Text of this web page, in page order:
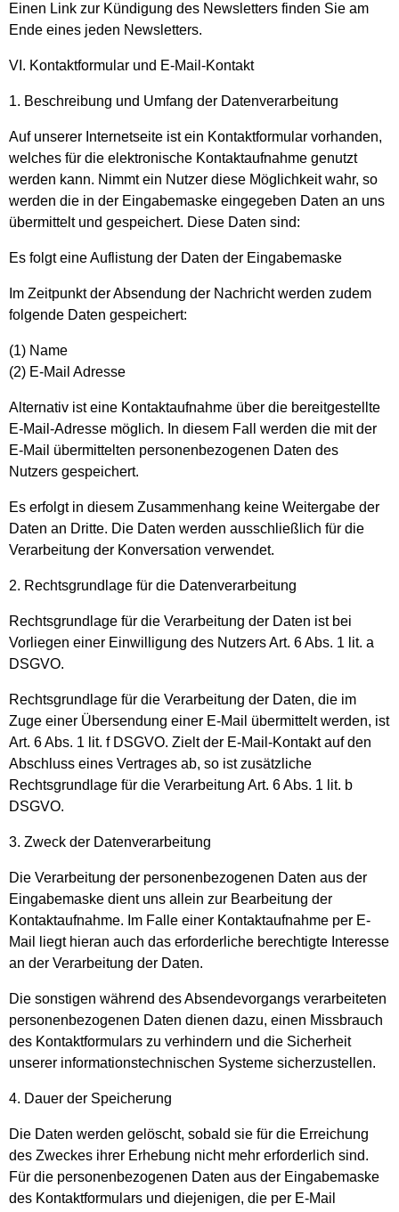
Einen Link zur Kündigung des Newsletters finden Sie am
Ende eines jeden Newsletters.
VI. Kontaktformular und E-Mail-Kontakt
1. Beschreibung und Umfang der Datenverarbeitung
Auf unserer Internetseite ist ein Kontaktformular vorhanden,
welches für die elektronische Kontaktaufnahme genutzt
werden kann. Nimmt ein Nutzer diese Möglichkeit wahr, so
werden die in der Eingabemaske eingegeben Daten an uns
übermittelt und gespeichert. Diese Daten sind:
Es folgt eine Auflistung der Daten der Eingabemaske
Im Zeitpunkt der Absendung der Nachricht werden zudem
folgende Daten gespeichert:
(1) Name
(2) E-Mail Adresse
Alternativ ist eine Kontaktaufnahme über die bereitgestellte
E-Mail-Adresse möglich. In diesem Fall werden die mit der
E-Mail übermittelten personenbezogenen Daten des
Nutzers gespeichert.
Es erfolgt in diesem Zusammenhang keine Weitergabe der
Daten an Dritte. Die Daten werden ausschließlich für die
Verarbeitung der Konversation verwendet.
2. Rechtsgrundlage für die Datenverarbeitung
Rechtsgrundlage für die Verarbeitung der Daten ist bei
Vorliegen einer Einwilligung des Nutzers Art. 6 Abs. 1 lit. a
DSGVO.
Rechtsgrundlage für die Verarbeitung der Daten, die im
Zuge einer Übersendung einer E-Mail übermittelt werden, ist
Art. 6 Abs. 1 lit. f DSGVO. Zielt der E-Mail-Kontakt auf den
Abschluss eines Vertrages ab, so ist zusätzliche
Rechtsgrundlage für die Verarbeitung Art. 6 Abs. 1 lit. b
DSGVO.
3. Zweck der Datenverarbeitung
Die Verarbeitung der personenbezogenen Daten aus der
Eingabemaske dient uns allein zur Bearbeitung der
Kontaktaufnahme. Im Falle einer Kontaktaufnahme per E-
Mail liegt hieran auch das erforderliche berechtigte Interesse
an der Verarbeitung der Daten.
Die sonstigen während des Absendevorgangs verarbeiteten
personenbezogenen Daten dienen dazu, einen Missbrauch
des Kontaktformulars zu verhindern und die Sicherheit
unserer informationstechnischen Systeme sicherzustellen.
4. Dauer der Speicherung
Die Daten werden gelöscht, sobald sie für die Erreichung
des Zweckes ihrer Erhebung nicht mehr erforderlich sind.
Für die personenbezogenen Daten aus der Eingabemaske
des Kontaktformulars und diejenigen, die per E-Mail